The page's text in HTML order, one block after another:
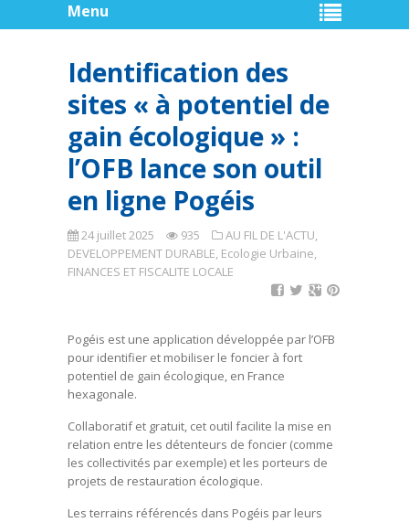
Menu
Identification des
sites « à potentiel de
gain écologique » :
l’OFB lance son outil
en ligne Pogéis
24 juillet 2025 935 AU FIL DE L'ACTU,
DEVELOPPEMENT DURABLE, Ecologie Urbaine,
FINANCES ET FISCALITE LOCALE
Pogéis est une application développée par l’OFB
pour identifier et mobiliser le foncier à fort
potentiel de gain écologique, en France
hexagonale.
Collaboratif et gratuit, cet outil facilite la mise en
relation entre les détenteurs de foncier (comme
les collectivités par exemple) et les porteurs de
projets de restauration écologique.
Les terrains référencés dans Pogéis par leurs